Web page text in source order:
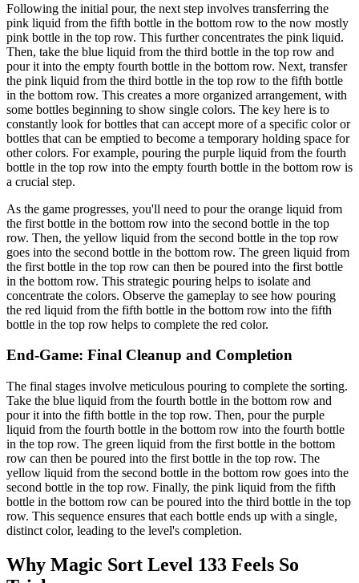
Following the initial pour, the next step involves transferring the
pink liquid from the fifth bottle in the bottom row to the now mostly
pink bottle in the top row. This further concentrates the pink liquid.
Then, take the blue liquid from the third bottle in the top row and
pour it into the empty fourth bottle in the bottom row. Next, transfer
the pink liquid from the third bottle in the top row to the fifth bottle
in the bottom row. This creates a more organized arrangement, with
some bottles beginning to show single colors. The key here is to
constantly look for bottles that can accept more of a specific color or
bottles that can be emptied to become a temporary holding space for
other colors. For example, pouring the purple liquid from the fourth
bottle in the top row into the empty fourth bottle in the bottom row is
a crucial step.
As the game progresses, you'll need to pour the orange liquid from
the first bottle in the bottom row into the second bottle in the top
row. Then, the yellow liquid from the second bottle in the top row
goes into the second bottle in the bottom row. The green liquid from
the first bottle in the top row can then be poured into the first bottle
in the bottom row. This strategic pouring helps to isolate and
concentrate the colors. Observe the gameplay to see how pouring
the red liquid from the fifth bottle in the bottom row into the fifth
bottle in the top row helps to complete the red color.
End-Game: Final Cleanup and Completion
The final stages involve meticulous pouring to complete the sorting.
Take the blue liquid from the fourth bottle in the bottom row and
pour it into the fifth bottle in the top row. Then, pour the purple
liquid from the fourth bottle in the bottom row into the fourth bottle
in the top row. The green liquid from the first bottle in the bottom
row can then be poured into the first bottle in the top row. The
yellow liquid from the second bottle in the bottom row goes into the
second bottle in the top row. Finally, the pink liquid from the fifth
bottle in the bottom row can be poured into the third bottle in the top
row. This sequence ensures that each bottle ends up with a single,
distinct color, leading to the level's completion.
Why Magic Sort Level 133 Feels So